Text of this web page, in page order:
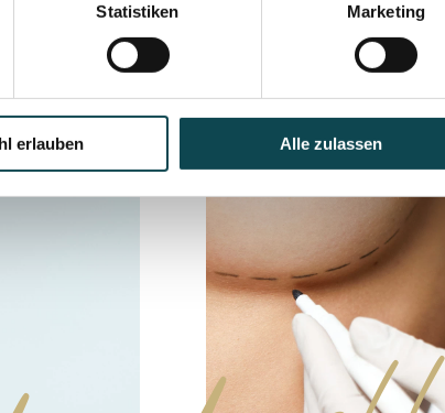
Statistiken Marketing
erlauben Alle zulassen